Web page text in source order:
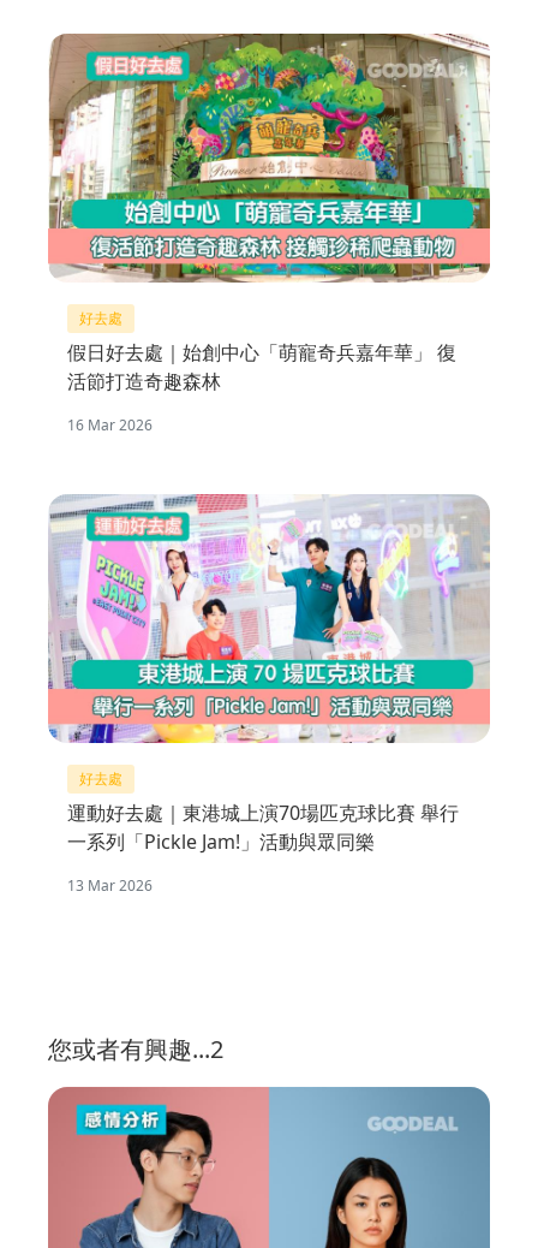
好去處
假日好去處｜始創中心「萌寵奇兵嘉年華」 復
活節打造奇趣森林
16 Mar 2026
好去處
運動好去處｜東港城上演70場匹克球比賽 舉行
一系列「Pickle Jam!」活動與眾同樂
13 Mar 2026
您或者有興趣...2